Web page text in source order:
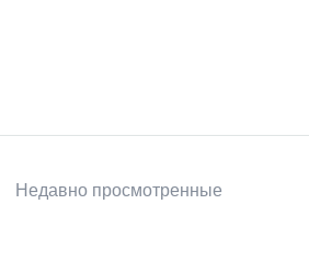
Недавно просмотренные